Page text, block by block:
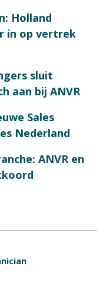
Holland
in op vertrek
sluit
aan bij ANVR
Sales
Nederland
ANVR en